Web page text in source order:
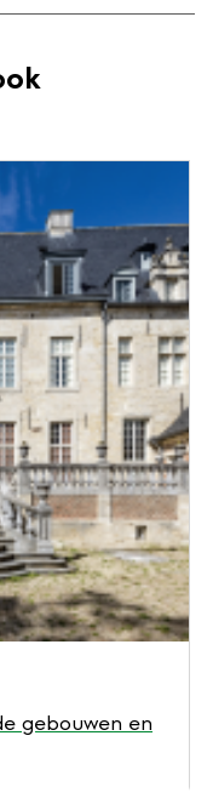
gebouwen en